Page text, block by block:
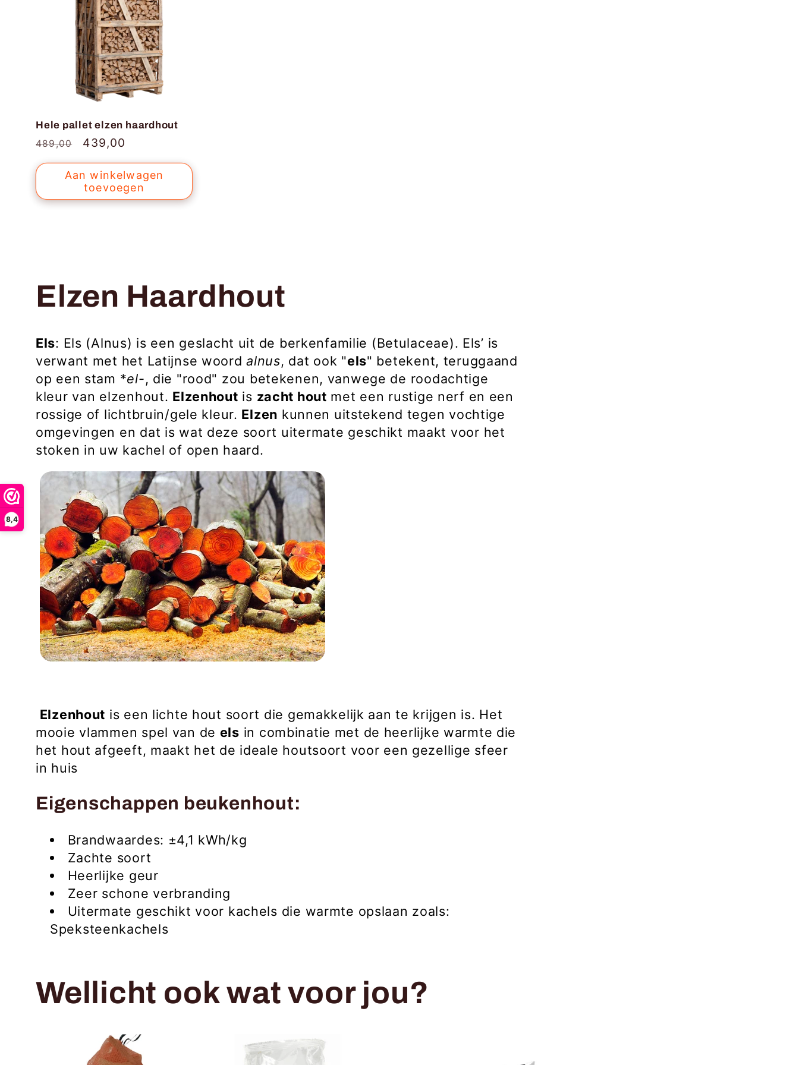
8,4
Hele pallet elzen haardhout
Normale
prijs
489,00 Aanbiedingsprijs
439,00
Aan winkelwagen
toevoegen
C
o
l
l
e
c
t
i
e
:
Elzen Haardhout
Els: Els (Alnus) is een geslacht uit de berkenfamilie (Betulaceae). Els’ is
verwant met het Latijnse woordalnus, dat ook "els" betekent, teruggaand
op een stam *el-, die "rood" zou betekenen, vanwege de roodachtige
kleur van elzenhout. Elzenhout is zacht hout met een rustige nerf en een
rossige of lichtbruin/gele kleur. Elzen kunnen uitstekend tegen vochtige
omgevingen en dat is wat deze soort uitermate geschikt maakt voor het
stoken in uw kachel of open haard.
Elzenhout is een lichte hout soort die gemakkelijk aan te krijgen is. Het
mooie vlammen spel van de els in combinatie met de heerlijke warmte die
het hout afgeeft, maakt het de ideale houtsoort voor een gezellige sfeer
in huis
Eigenschappen beukenhout:
Brandwaardes: ±4,1 kWh/kg
Zachte soort
Heerlijke geur
Zeer schone verbranding
Uitermate geschikt voor kachels die warmte opslaan zoals:
Speksteenkachels
Wellicht ook wat voor jou?